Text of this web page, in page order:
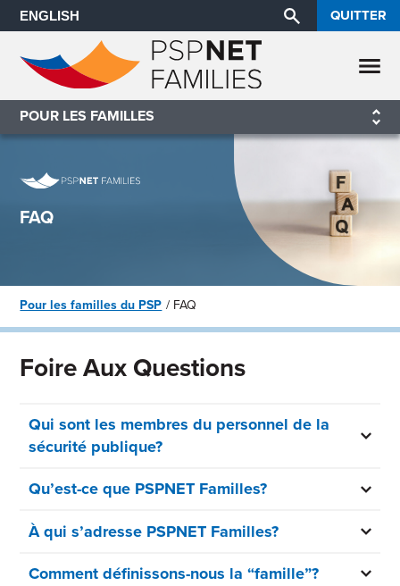
ENGLISH QUITTER
POUR LES FAMILLES
FAQ
Pour les familles du PSP FAQ
Foire Aux Questions
Qui sont les membres du personnel de la
sécurité publique?
Qu’est-ce que PSPNET Familles?
À qui s’adresse PSPNET Familles?
Comment définissons-nous la “famille”?